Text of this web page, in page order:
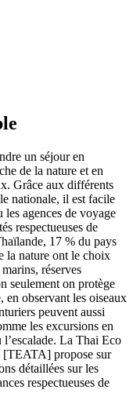
un séjour en
de la nature et en
Grâce aux différents
nationale, il est facile
agences de voyage
respectueuses de
17 % du pays
la nature ont le choix
réserves
seulement on protège
en observant les oiseaux
peuvent aussi
les excursions en
La Thai Eco
[TEATA] propose sur
détaillées sur les
respectueuses de